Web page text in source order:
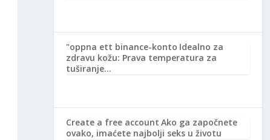
"oppna ett binance-konto Idealno za
zdravu kožu: Prava temperatura za
tuširanje…
Create a free account Ako ga započnete
ovako, imaćete najbolji seks u životu